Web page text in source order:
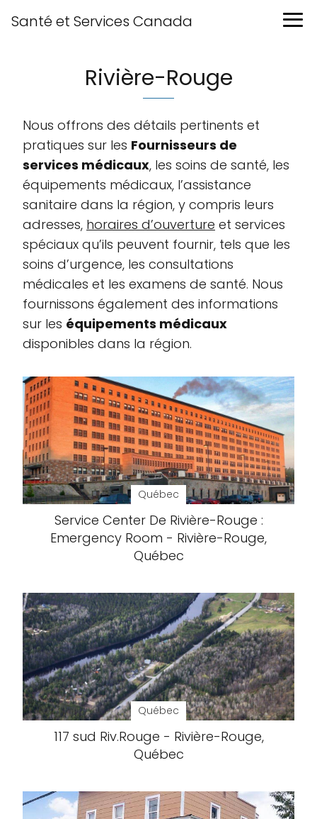
Santé et Services Canada
Rivière-Rouge
Nous offrons des détails pertinents et
pratiques sur les Fournisseurs de
services médicaux, les soins de santé, les
équipements médicaux, l’assistance
sanitaire dans la région, y compris leurs
adresses, horaires d’ouverture et services
spéciaux qu’ils peuvent fournir, tels que les
soins d’urgence, les consultations
médicales et les examens de santé. Nous
fournissons également des informations
sur les équipements médicaux
disponibles dans la région.
Québec
Service Center De Rivière-Rouge :
Emergency Room - Rivière-Rouge,
Québec
Québec
117 sud Riv.Rouge - Rivière-Rouge,
Québec